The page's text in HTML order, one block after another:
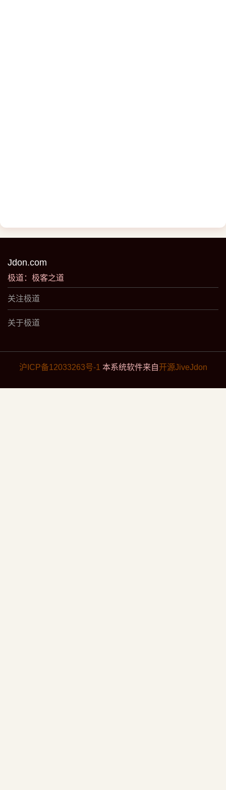
Jdon.com
极道：极客之道
关注极道
关于极道
沪ICP备12033263号-1 本系统软件来自开源JiveJdon